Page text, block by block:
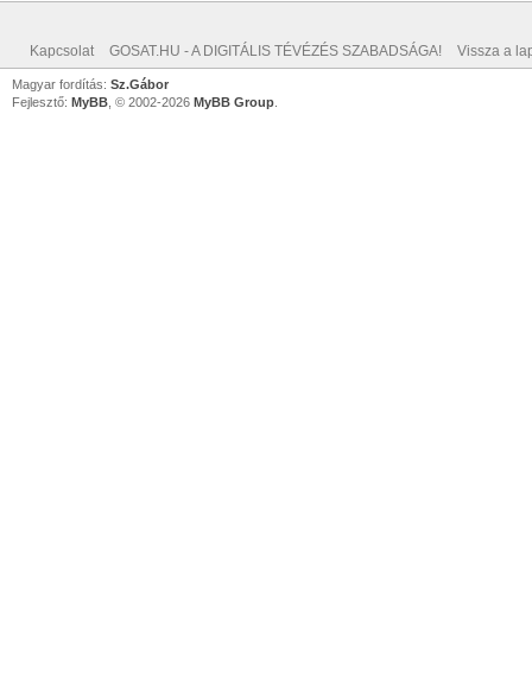
Kapcsolat GOSAT.HU - A DIGITÁLIS TÉVÉZÉS SZABADSÁGA! Vissza a
Magyar fordítás: Sz.Gábor
Fejlesztő: MyBB , © 2002-2026 MyBB Group